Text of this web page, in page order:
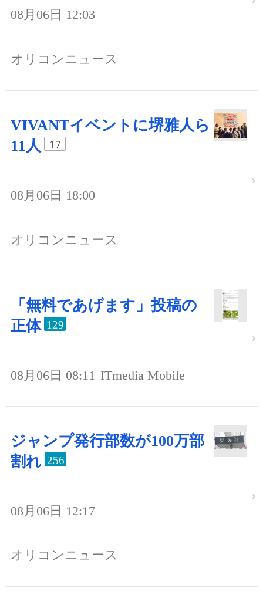
08月06日 12:03
オリコンニュース
VIVANTイベントに堺雅人ら
11人
17
08月06日 18:00
オリコンニュース
「無料であげます」投稿の
正体 129
08月06日 08:11 ITmedia Mobile
ジャンプ発行部数が100万部
割れ 256
08月06日 12:17
オリコンニュース